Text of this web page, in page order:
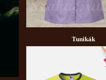
Tunikák